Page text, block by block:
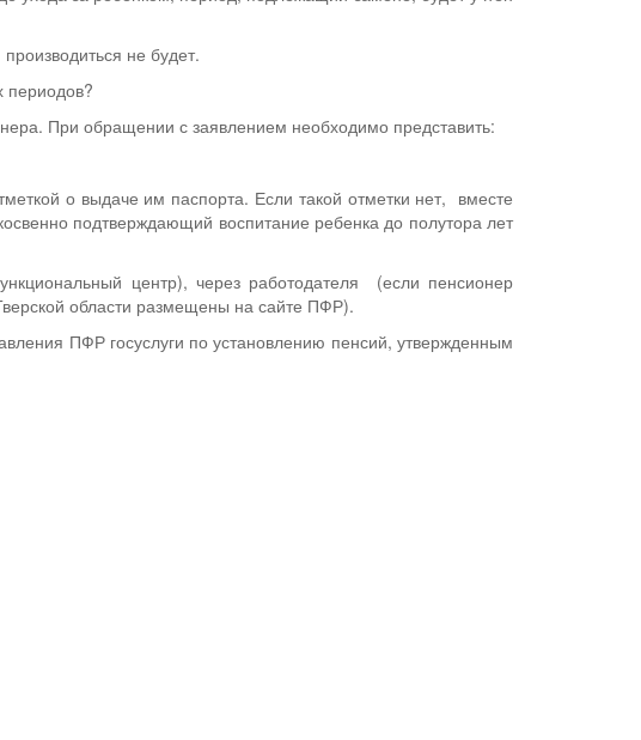
не будет.
периодов?
При обращении с заявлением необходимо представить:
о выдаче им паспорта. Если такой отметки нет, вместе
подтверждающий воспитание ребенка до полутора лет
центр), через работодателя (если пенсионер
области размещены на сайте ПФР).
ПФР госуслуги по установлению пенсий, утвержденным